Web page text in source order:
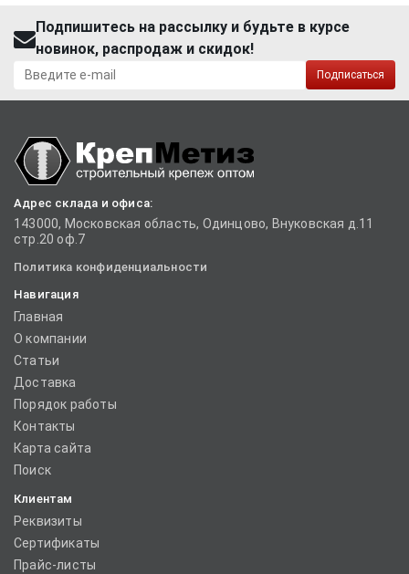
Подпишитесь на рассылку и будьте в курсе
новинок, распродаж и скидок!
Подписаться
Адрес склада и офиса:
143000, Московская область, Одинцово, Внуковская д.11
стр.20 оф.7
Политика конфиденциальности
Навигация
Главная
О компании
Статьи
Доставка
Порядок работы
Контакты
Карта сайта
Поиск
Клиентам
Реквизиты
Сертификаты
Прайс-листы